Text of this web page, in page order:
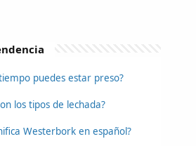
puedes estar preso?
los tipos de lechada?
Westerbork en español?